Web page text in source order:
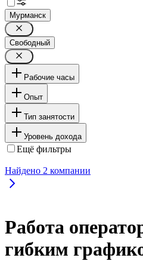
Мурманск
Свободный
Рабочие часы
Опыт
Тип занятости
Уровень дохода
Ещё фильтры
Найдено 2 компании
Работа
гибким